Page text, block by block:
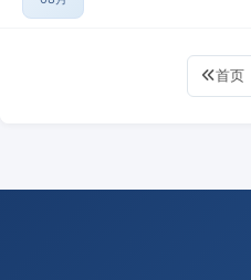
首页